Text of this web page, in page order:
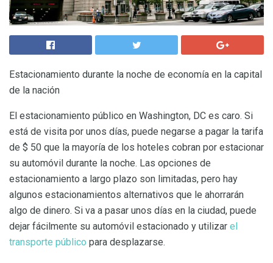
Estacionamiento durante la noche de economía en la capital
de la nación
El estacionamiento público en Washington, DC es caro. Si
está de visita por unos días, puede negarse a pagar la tarifa
de $ 50 que la mayoría de los hoteles cobran por estacionar
su automóvil durante la noche. Las opciones de
estacionamiento a largo plazo son limitadas, pero hay
algunos estacionamientos alternativos que le ahorrarán
algo de dinero. Si va a pasar unos días en la ciudad, puede
dejar fácilmente su automóvil estacionado y utilizar el
transporte público para desplazarse.